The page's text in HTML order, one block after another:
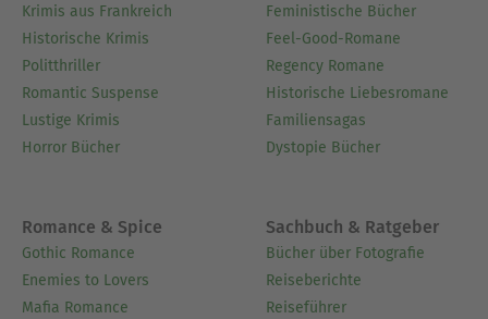
Krimis aus Frankreich
Historische Krimis
Politthriller
Romantic Suspense
Lustige Krimis
Horror Bücher
Feministische Bücher
Feel-Good-Romane
Regency Romane
Historische Liebesromane
Familiensagas
Dystopie Bücher
Romance & Spice
Gothic Romance
Enemies to Lovers
Mafia Romance
Sachbuch & Ratgeber
Bücher über Fotografie
Reiseberichte
Reiseführer